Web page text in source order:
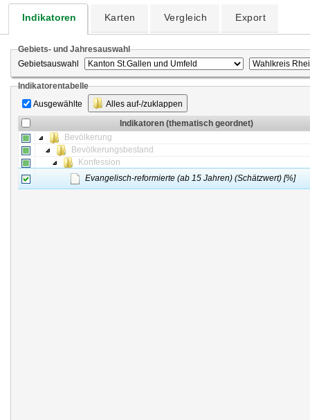
Indikatoren Karten Vergleich Export
Gebiets- und Jahresauswahl
Gebietsauswahl
Indikatorentabelle
Ausgewählte
Alles auf-/zuklappen
Indikatoren (thematisch geordnet)
Bevölkerung
Bevölkerungsbestand
Konfession
Evangelisch-reformierte (ab 15 Jahren) (Schätzwert) [%]